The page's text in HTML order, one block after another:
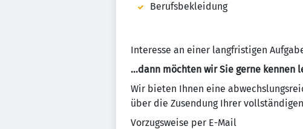
Berufsbekleidung
Interesse an einer langfristigen
...dann möchten wir Sie gerne kennen
Wir bieten Ihnen eine
über die Zusendung Ihrer
Vorzugsweise per E-Mail